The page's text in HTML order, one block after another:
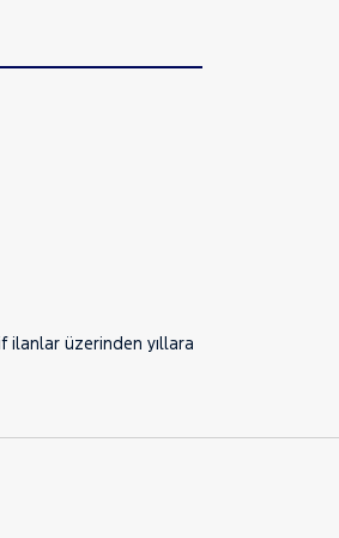
ilanlar üzerinden yıllara